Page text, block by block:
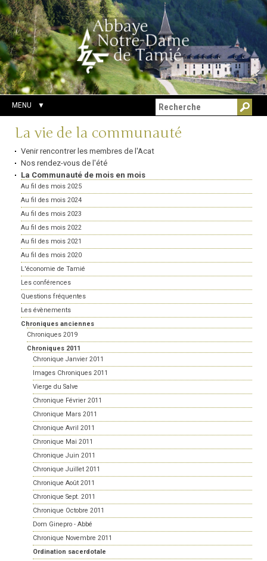
Aller
au
contenu.
|
Aller
à
la
navigation
Outils
personnels
Chercher par
Recherche
avancée…
MENU
Navigation
La vie de la communauté
Venir rencontrer les membres de l'Acat
Nos rendez-vous de l'été
La Communauté de mois en mois
Au fil des mois 2025
Au fil des mois 2024
Au fil des mois 2023
Au fil des mois 2022
Au fil des mois 2021
Au fil des mois 2020
L'économie de Tamié
Les conférences
Questions fréquentes
Les évènements
Chroniques anciennes
Chroniques 2019
Chroniques 2011
Chronique Janvier 2011
Images Chroniques 2011
Vierge du Salve
Chronique Février 2011
Chronique Mars 2011
Chronique Avril 2011
Chronique Mai 2011
Chronique Juin 2011
Chronique Juillet 2011
Chronique Août 2011
Chronique Sept. 2011
Chronique Octobre 2011
Dom Ginepro - Abbé
Chronique Novembre 2011
Ordination sacerdotale